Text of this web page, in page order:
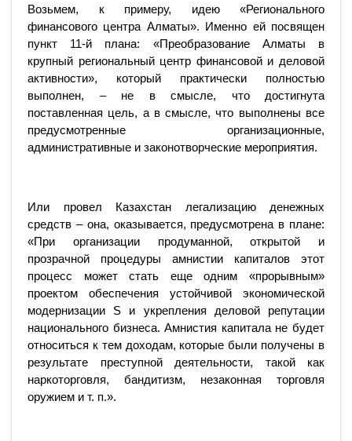
Возьмем, к примеру, идею «Регионального
финансового центра Алматы». Именно ей посвящен
пункт 11-й плана: «Преобразование Алматы в
крупный региональный центр финансовой и деловой
активности», который практически полностью
выполнен, – не в смысле, что достигнута
поставленная цель, а в смысле, что выполнены все
предусмотренные организационные,
административные и законотворческие мероприятия.
Или провел Казахстан легализацию денежных
средств – она, оказывается, предусмотрена в плане:
«При организации продуманной, открытой и
прозрачной процедуры амнистии капиталов этот
процесс может стать еще одним «прорывным»
проектом обеспечения устойчивой экономической
модернизации S и укрепления деловой репутации
национального бизнеса. Амнистия капитала не будет
относиться к тем доходам, которые были получены в
результате преступной деятельности, такой как
наркоторговля, бандитизм, незаконная торговля
оружием и т. п.».